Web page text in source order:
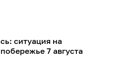
ситуация на
7 августа